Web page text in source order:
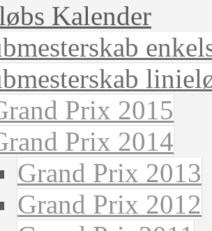
Kalender
Prix 2015
Prix 2014
Grand Prix 2013
Grand Prix 2012